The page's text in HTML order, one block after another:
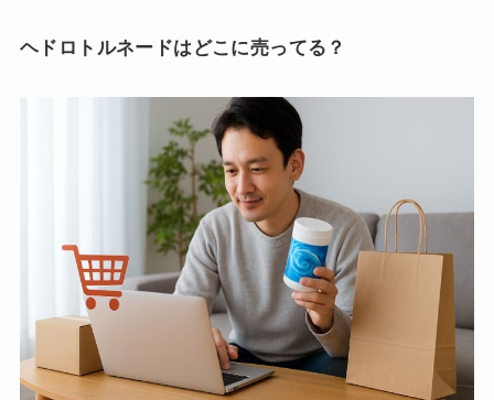
ヘドロトルネードはどこに売ってる？